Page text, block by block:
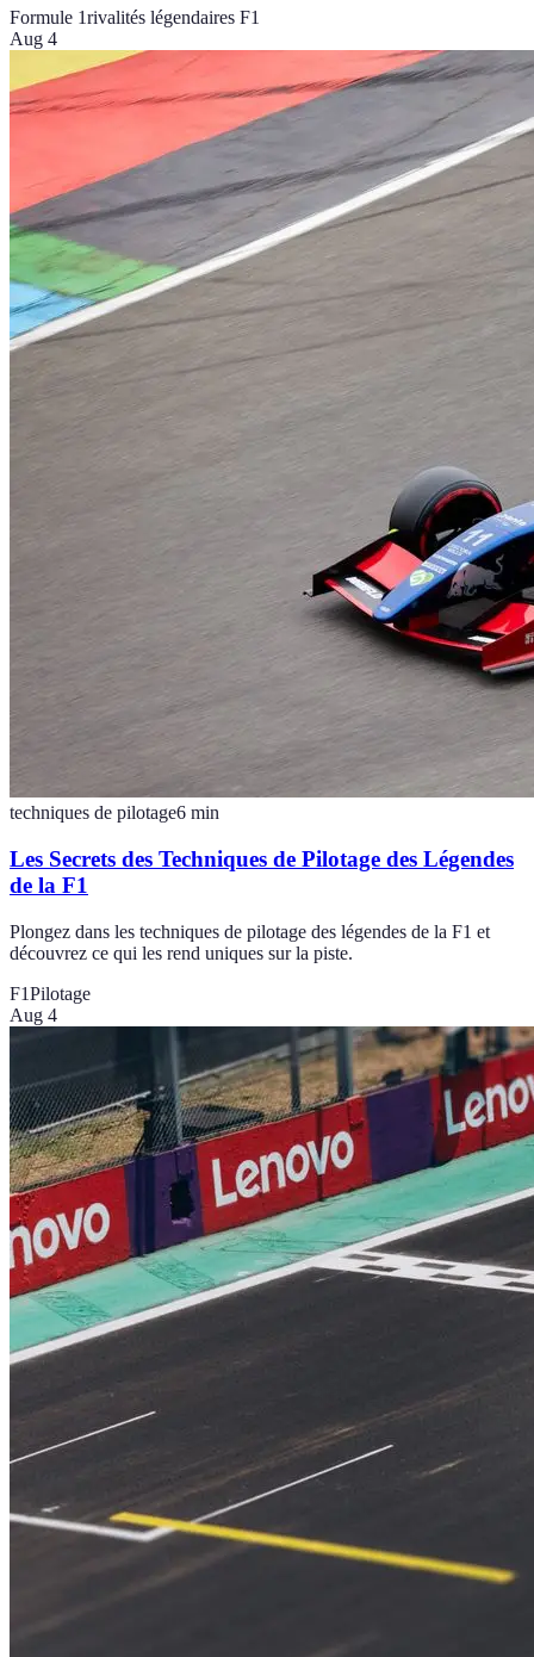
Formule 1rivalités légendaires F1
Aug 4
techniques de pilotage6 min
Les Secrets des Techniques de Pilotage des Légendes
de la F1
Plongez dans les techniques de pilotage des légendes de la F1 et
découvrez ce qui les rend uniques sur la piste.
F1Pilotage
Aug 4